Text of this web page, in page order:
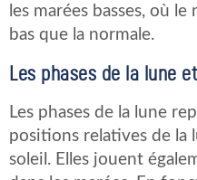
les marées basses, où
bas que la normale.
Les phases de la lune
Les phases de la lune
positions relatives de la
soleil. Elles jouent